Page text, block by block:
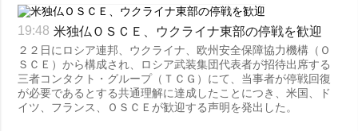
スポーツ
犯罪
事故・緊急事態
追加
特集
サービス
購読
19:48 米独仏ＯＳＣＥ、ウクライナ東部の停戦を歓迎
２２日にロシア連邦、ウクライナ、欧州安全保障協力機構（Ｏ
ＳＣＥ）から構成され、ロシア武装集団代表者が招待出席する
三者コンタクト・グループ（ＴＣＧ）にて、当事者が停戦回復
が必要であるとする共通理解に達成したことにつき、米国、ド
イツ、フランス、ＯＳＣＥが歓迎する声明を発出した。